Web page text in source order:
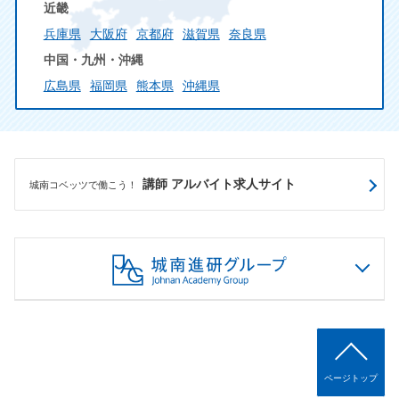
近畿
兵庫県
大阪府 京都府 滋賀県
奈良県
中国・九州・沖縄
広島県
福岡県 熊本県 沖縄県
城南コベッツで働こう！ 講師 アルバイト求人サイト
ページトップ